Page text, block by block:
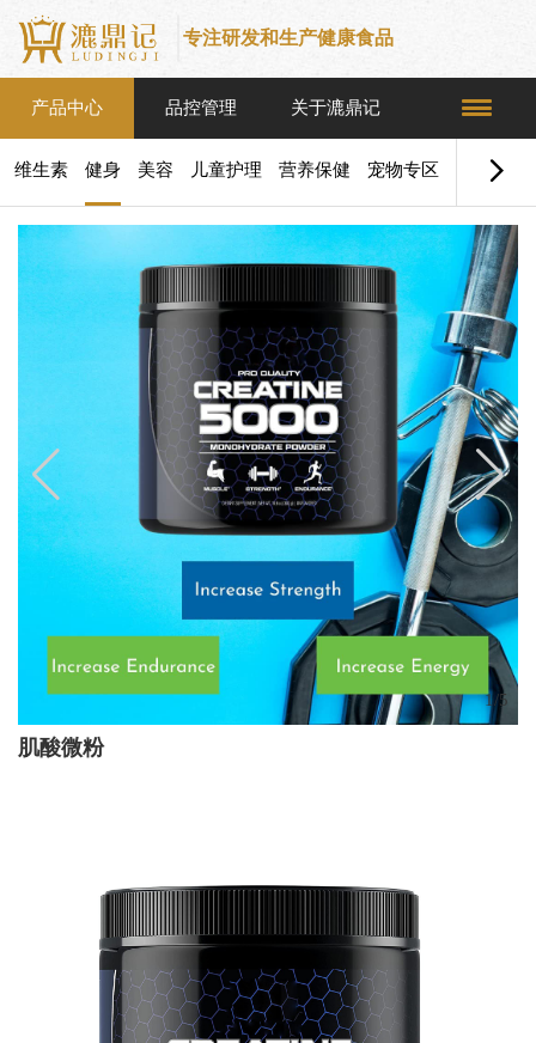
专注研发和生产健康食品
产品中心 品控管理 关于漉鼎记
维生素 健身 美容 儿童护理 营养保健 宠物专区 
1/5
肌酸微粉